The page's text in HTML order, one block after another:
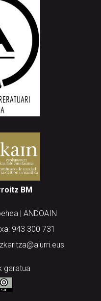
BM
| ANDOAIN
943 300 731
garatua